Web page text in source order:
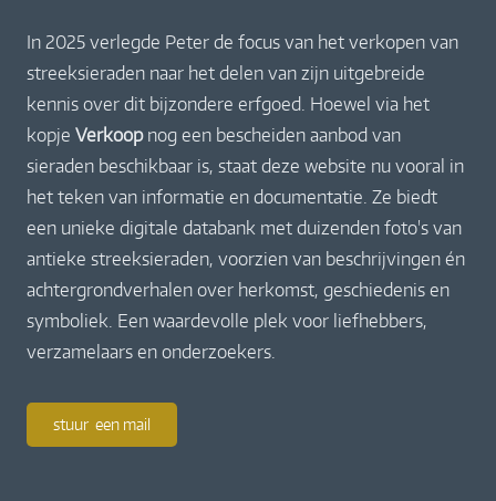
In 2025 verlegde Peter de focus van het verkopen van
streeksieraden naar het delen van zijn uitgebreide
kennis over dit bijzondere erfgoed. Hoewel via het
kopje Verkoopnog een bescheiden aanbod van
sieraden beschikbaar is, staat deze website nu vooral in
het teken van informatie en documentatie. Ze biedt
een unieke digitale databank met duizenden foto's van
antieke streeksieraden, voorzien van beschrijvingen én
achtergrondverhalen over herkomst, geschiedenis en
symboliek. Een waardevolle plek voor liefhebbers,
verzamelaars en onderzoekers.
stuur een mail